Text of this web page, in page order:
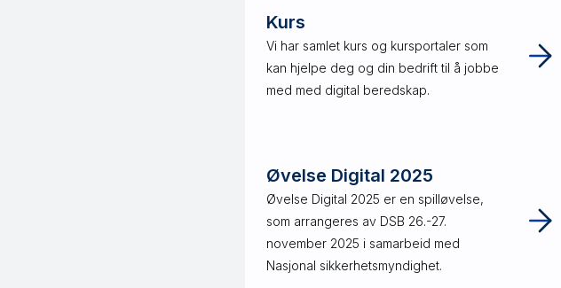
Kurs
Vi har samlet kurs og kursportaler som
kan hjelpe deg og din bedrift til å jobbe
med med digital beredskap.
Øvelse Digital 2025
Øvelse Digital 2025 er en spilløvelse,
som arrangeres av DSB 26.-27.
november 2025 i samarbeid med
Nasjonal sikkerhetsmyndighet.